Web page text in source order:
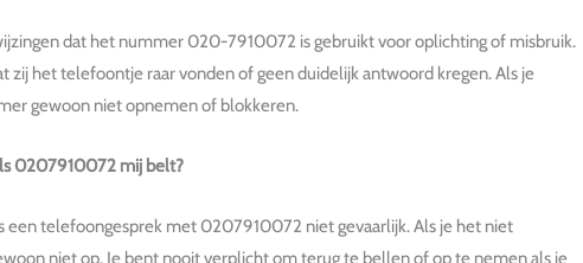
dat het nummer 020-7910072 is gebruikt voor oplichting of misbruik.
zij het telefoontje raar vonden of geen duidelijk antwoord kregen. Als je
gewoon niet opnemen of blokkeren.
0207910072 mij belt?
een telefoongesprek met 0207910072 niet gevaarlijk. Als je het niet
niet op. Je bent nooit verplicht om terug te bellen of op te nemen als je